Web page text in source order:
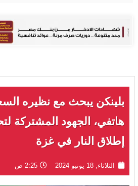
بلينكن يبحث مع نظيره
هاتفي، الجهود المشتركة
إطلاق النار في غزة
الثلاثاء, 18 يونيو 2024 2:25 ص